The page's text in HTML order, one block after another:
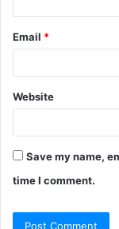
Email *
Website
Save my name,
time I comment.